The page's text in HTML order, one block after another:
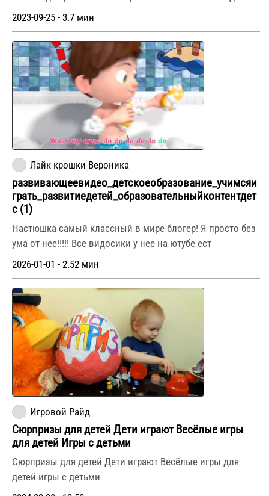
2023-09-25 - 3.7 мин
Лайк крошки Вероника
развивающеевидео_детскоеобразование_учимсяи
грать_развитиедетей_образовательныйконтентдет
с (1)
Настюшка самый классный в мире блогер! Я просто без
ума от нее!!!!! Все видосики у нее на ютубе ест
2026-01-01 - 2.52 мин
Игровой Райд
Сюрпризы для детей Дети играют Весёлые игры
для детей Игры с детьми
Сюрпризы для детей Дети играют Весёлые игры для
детей игры с детьми